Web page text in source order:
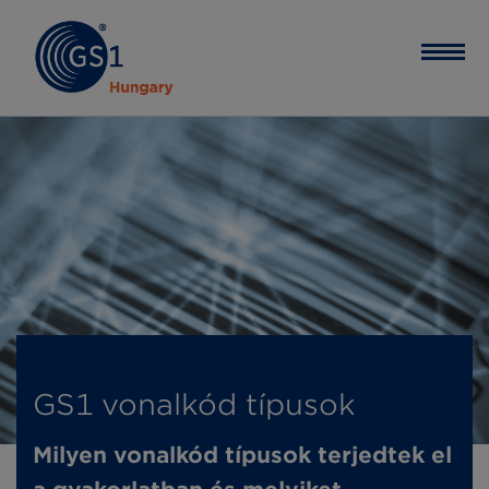
GS1 vonalkód típusok
Milyen vonalkód típusok terjedtek el